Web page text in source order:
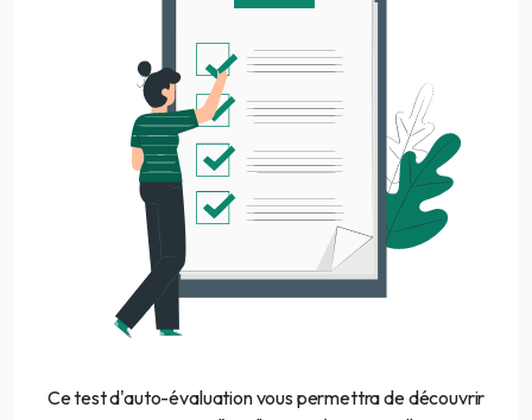
Ce test d'auto-évaluation vous permettra de découvrir